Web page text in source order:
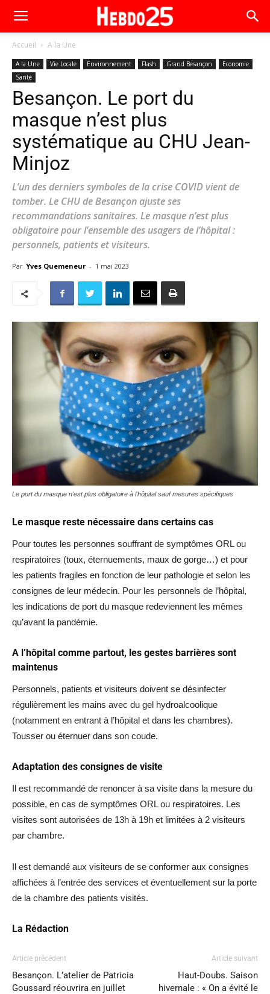
Accueil A la Une
A la Une Vie Locale Environnement Flash Grand Besançon
Economie
Santé
Besançon. Le port du
masque n’est plus
systématique au CHU Jean-
Minjoz
L’un des derniers symboles de la crise COVID vient de
tomber. Le CHU de Besançon ajuste ses
recommandations sanitaires. Le masque n’est plus
obligatoire pour l’ensemble des usagers de l’hôpital :
personnels, patients et visiteurs.
Par Yves Quemeneur - 1 mai 2023
Le port du masque n'est plus obligatoire à l'hôpital sauf mesures spécifiques
Le masque reste nécessaire dans certains cas
Pour toutes les personnes souffrant de symptômes ORL ou
respiratoires (toux, éternuements, maux de gorge…) et pour
les patients fragiles en fonction de leur pathologie et selon les
consignes de leur médecin. Pour les personnels de l’hôpital,
les indications de port du masque redeviennent les mêmes
qu’avant la pandémie.
A l’hôpital comme partout, les gestes barrières sont
maintenus
Personnels, patients et visiteurs doivent se désinfecter
régulièrement les mains avec du gel hydroalcoolique
(notamment en entrant à l’hôpital et dans les chambres).
Tousser ou éternuer dans son coude.
Adaptation des consignes de visite
Il est recommandé de renoncer à sa visite dans la mesure du
possible, en cas de symptômes ORL ou respiratoires. Les
visites sont autorisées de 13h à 19h et limitées à 2 visiteurs
par chambre.
Il est demandé aux visiteurs de se conformer aux consignes
affichées à l’entrée des services et éventuellement sur la porte
de la chambre des patients visités.
La Rédaction
Article précédent
Besançon. L’atelier de Patricia
Goussard réouvrira en juillet
Article suivant
Haut-Doubs. Saison
hivernale : « On a évité le